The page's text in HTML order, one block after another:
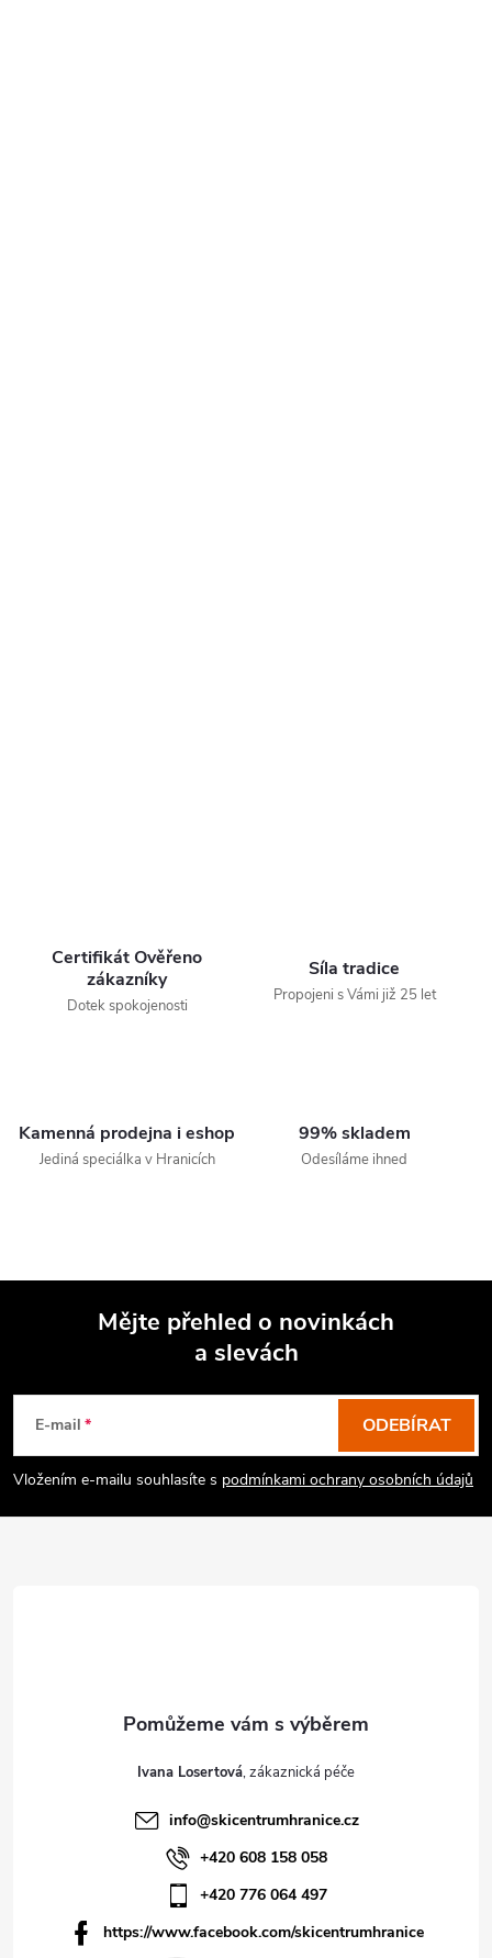
Certifikát Ověřeno
zákazníky
Dotek spokojenosti
Síla tradice
Propojeni s Vámi již 25 let
Kamenná prodejna i eshop
Jediná speciálka v Hranicích
99% skladem
Odesíláme ihned
Mějte přehled o novinkách
a slevách
E-mail
Vložením e-mailu souhlasíte s podmínkami ochrany osobních údajů
ODEBÍRAT
Ivana Losertová
info@skicentrumhranice.cz
+420 608 158 058
+420 776 064 497
https://www.facebook.com/skicentrumhranice